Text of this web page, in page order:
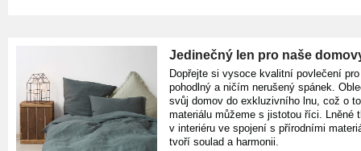
Jedinečný len pro naše
Dopřejte si vysoce kvalitní povlečení pro
pohodlný a ničím nerušený spánek.
svůj domov do exkluzivního lnu, což o
materiálu můžeme s jistotou říci. Lněné
v interiéru ve spojení s přírodními
tvoří soulad a harmonii.